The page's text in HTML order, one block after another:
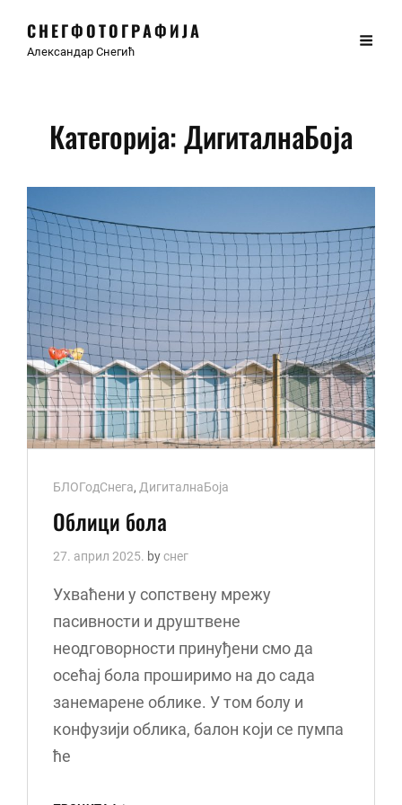
СНЕГФОТОГРАФИЈА
Александар Снегић
Категорија:ДигиталнаБоја
Cat
Links
БЛОГодСнега, ДигиталнаБоја
Облици бола
27. април 2025. byснег
Ухваћени у сопствену мрежу
пасивности и друштвене
неодговорности принуђени смо да
осећај бола проширимо на до сада
занемарене облике. У том болу и
конфузији облика, балон који се пумпа
ће